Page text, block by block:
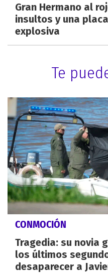
Gran Hermano al
insultos y una
explosiva
Te
CONMOCIÓN
Tragedia: su novia
los últimos
desaparecer a